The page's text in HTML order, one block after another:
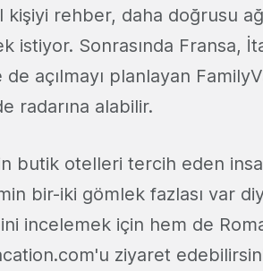
rehber, daha doğrusu
istiyor. Sonrasında Fransa,
açılmayı planlayan
radarına alabilir.
butik otelleri tercih eden
bir-iki gömlek fazlası var
incelemek için hem de
ziyaret